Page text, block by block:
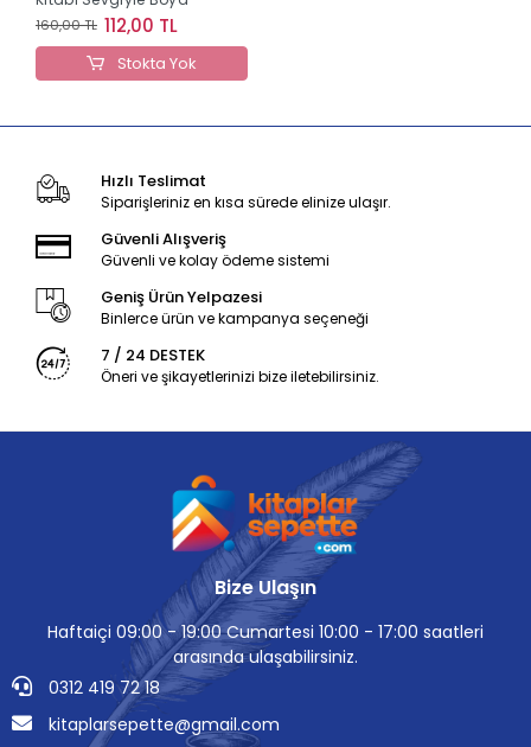
160,00 TL 112,00 TL
Stokta Yok
Hızlı Teslimat
Siparişleriniz en kısa sürede elinize ulaşır.
Güvenli Alışveriş
Güvenli ve kolay ödeme sistemi
Geniş Ürün Yelpazesi
Binlerce ürün ve kampanya seçeneği
7 / 24 DESTEK
Öneri ve şikayetlerinizi bize iletebilirsiniz.
Bize Ulaşın
Haftaiçi 09:00 - 19:00 Cumartesi 10:00 - 17:00 saatleri
arasında ulaşabilirsiniz.
0312 419 72 18
kitaplarsepette@gmail.com